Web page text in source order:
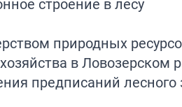
природных
в
предписаний